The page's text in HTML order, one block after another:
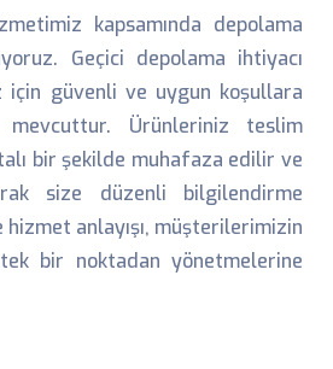
kapsamında depolama
Geçici depolama ihtiyacı
için güvenli ve uygun koşullara
mevcuttur. Ürünleriniz teslim
bir şekilde muhafaza edilir ve
size düzenli bilgilendirme
hizmet anlayışı, müşterilerimizin
bir noktadan yönetmelerine